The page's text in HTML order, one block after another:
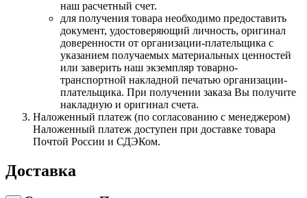
наш расчетный счет.
для получения товара необходимо предоставить
документ, удостоверяющий личность, оригинал
доверенности от организации-плательщика с
указанием получаемых материальных ценностей
или заверить наш экземпляр товарно-
транспортной накладной печатью организации-
плательщика. При получении заказа Вы получите
накладную и оригинал счета.
Наложенный платеж (по согласованию с менеджером)
Наложенный платеж доступен при доставке товара
Почтой России и СДЭКом.
Доставка